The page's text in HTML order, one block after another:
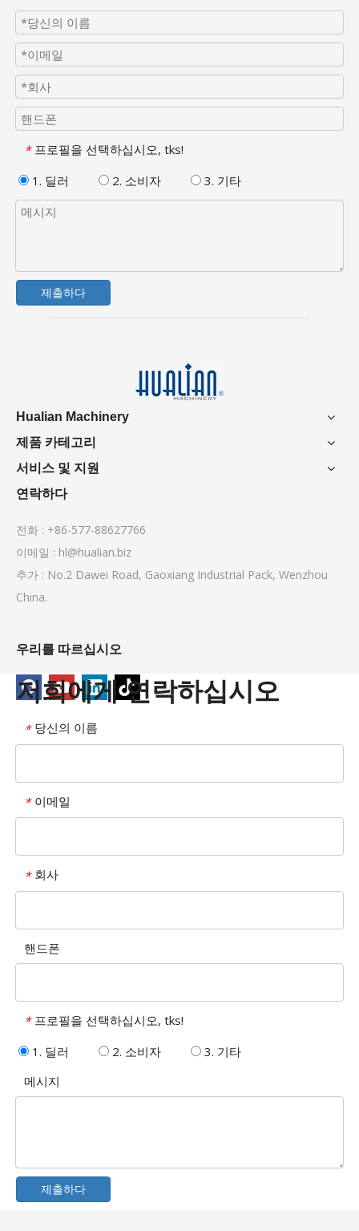
* 프로필을 선택하십시오, tks!
1. 딜러
2. 소비자 3. 기타
제출하다
Hualian Machinery
제품 카테고리
서비스 및 지원
연락하다
전화 : +86-577-88627766
이메일 : hl@hualian.biz
추가 : No.2 Dawei Road, Gaoxiang Industrial Pack, Wenzhou
China.
우리를 따르십시오
저희에게 연락하십시오
* 당신의 이름
* 이메일
* 회사
핸드폰
* 프로필을 선택하십시오, tks!
1. 딜러
2. 소비자
3. 기타
메시지
제출하다